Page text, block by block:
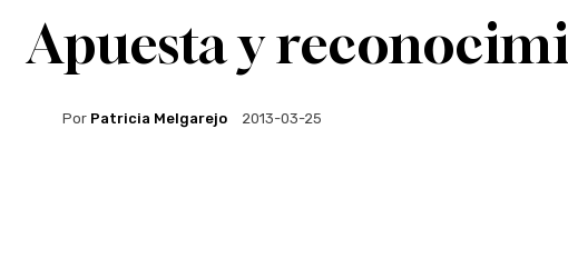
Apuesta y
Por Patricia Melgarejo 2013-03-25